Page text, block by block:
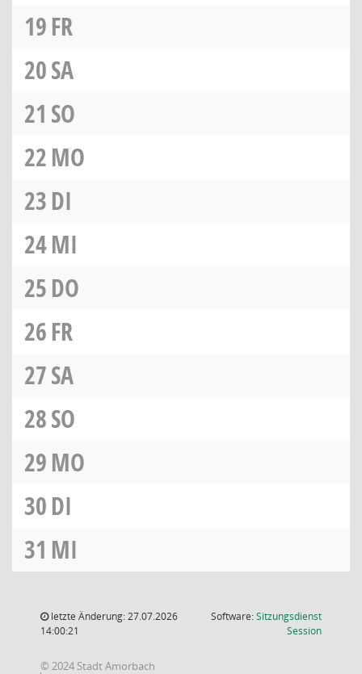
19FR
20SA
21 SO
22MO
23DI
24MI
25DO
26FR
27SA
28SO
29MO
30DI
31 MI
letzte Änderung: 27.07.2026
14:00:21
Software:Sitzungsdienst
Session(Wird in
© 2024 Stadt Amorbach